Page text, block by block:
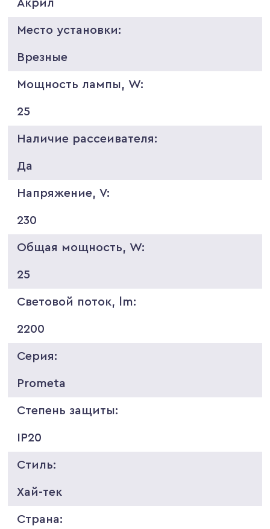
Акрил
Место установки:
Врезные
Мощность лампы, W:
25
Наличие рассеивателя:
Да
Напряжение, V:
230
Общая мощность, W:
25
Световой поток, lm:
2200
Серия:
Prometa
Степень защиты:
IP20
Стиль:
Хай-тек
Страна: